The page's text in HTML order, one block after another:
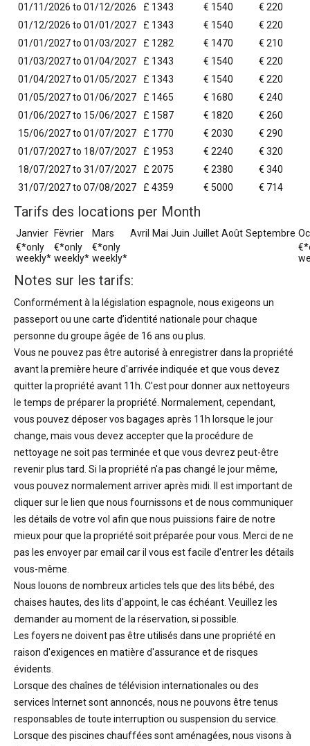
01/11/2026 to 01/12/2026 £ 1343 € 1540
€ 220
01/12/2026 to 01/01/2027
£ 1343 € 1540
€ 220
01/01/2027 to 01/03/2027
£ 1282 € 1470
€ 210
01/03/2027 to 01/04/2027
£ 1343 € 1540
€ 220
01/04/2027 to 01/05/2027
£ 1343 € 1540
€ 220
01/05/2027 to 01/06/2027
£ 1465 € 1680
€ 240
01/06/2027 to 15/06/2027
£ 1587 € 1820
€ 260
15/06/2027 to 01/07/2027
£ 1770 € 2030
€ 290
01/07/2027 to 18/07/2027
£ 1953 € 2240
€ 320
18/07/2027 to 31/07/2027
£ 2075 € 2380
€ 340
31/07/2027 to 07/08/2027
£ 4359 € 5000 € 714
Tarifs des locations per Month
Janvier Fëvrier Mars Avril Mai Juin Juillet Août Septembre
€*only
weekly*
€*only
weekly*
€*only
weekly*
Notes sur les tarifs:
Conformément à la législation espagnole, nous exigeons un
passeport ou une carte d’identité nationale pour chaque
personne du groupe âgée de 16 ans ou plus.
Vous ne pouvez pas être autorisé à enregistrer dans la propriété
avant la première heure d'arrivée indiquée et que vous devez
quitter la propriété avant 11h. C'est pour donner aux nettoyeurs
le temps de préparer la propriété. Normalement, cependant,
vous pouvez déposer vos bagages après 11h lorsque le jour
change, mais vous devez accepter que la procédure de
nettoyage ne soit pas terminée et que vous devrez peut-être
revenir plus tard. Si la propriété n'a pas changé le jour même,
vous pouvez normalement arriver après midi. Il est important de
cliquer sur le lien que nous fournissons et de nous communiquer
les détails de votre vol afin que nous puissions faire de notre
mieux pour que la propriété soit préparée pour vous. Merci de ne
pas les envoyer par email car il vous est facile d'entrer les détails
vous-même.
Nous louons de nombreux articles tels que des lits bébé, des
chaises hautes, des lits d'appoint, le cas échéant. Veuillez les
demander au moment de la réservation, si possible.
Les foyers ne doivent pas être utilisés dans une propriété en
raison d'exigences en matière d'assurance et de risques
évidents.
Lorsque des chaînes de télévision internationales ou des
services Internet sont annoncés, nous ne pouvons être tenus
responsables de toute interruption ou suspension du service.
Lorsque des piscines chauffées sont aménagées, nous visons à